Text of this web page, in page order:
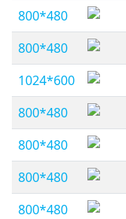
800*480
800*480
1024*600
800*480
800*480
800*480
800*480